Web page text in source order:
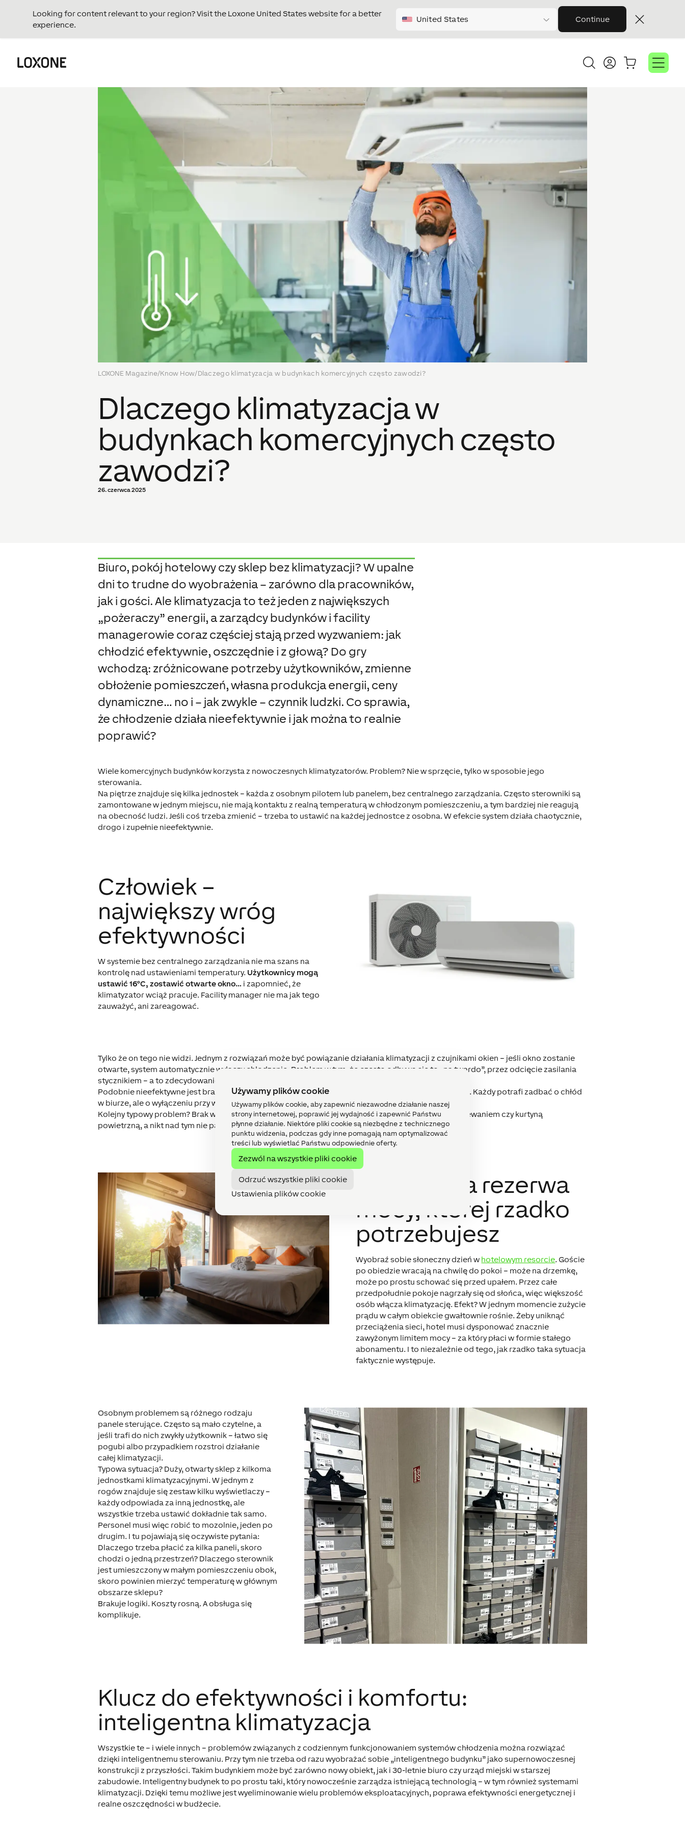
Używamy plików cookie
Używamy plików cookie, aby zapewnić niezawodne działanie naszej
strony internetowej, poprawić jej wydajność i zapewnić Państwu
płynne działanie. Niektóre pliki cookie są niezbędne z technicznego
punktu widzenia, podczas gdy inne pomagają nam optymalizować
treści lub wyświetlać Państwu odpowiednie oferty.
Zezwól na wszystkie pliki cookie
Odrzuć wszystkie pliki cookie
Ustawienia plików cookie
Looking for content relevant to your region? Visit the Loxone United States website for a better
experience.
United States Continue
LOXONE Magazine/Know How/Dlaczego klimatyzacja w budynkach komercyjnych często zawodzi?
Dlaczego klimatyzacja w
budynkach komercyjnych często
zawodzi?
26. czerwca 2025
Biuro, pokój hotelowy czy sklep bez klimatyzacji? W upalne
dni to trudne do wyobrażenia – zarówno dla pracowników,
jak i gości. Ale klimatyzacja to też jeden z największych
„pożeraczy” energii, a zarządcy budynków i facility
managerowie coraz częściej stają przed wyzwaniem: jak
chłodzić efektywnie, oszczędnie i z głową? Do gry
wchodzą: zróżnicowane potrzeby użytkowników, zmienne
obłożenie pomieszczeń, własna produkcja energii, ceny
dynamiczne… no i – jak zwykle – czynnik ludzki. Co sprawia,
że chłodzenie działa nieefektywnie i jak można to realnie
poprawić?
Wiele komercyjnych budynków korzysta z nowoczesnych klimatyzatorów. Problem? Nie w sprzęcie, tylko w sposobie jego
sterowania.
Na piętrze znajduje się kilka jednostek – każda z osobnym pilotem lub panelem, bez centralnego zarządzania. Często sterowniki są
zamontowane w jednym miejscu, nie mają kontaktu z realną temperaturą w chłodzonym pomieszczeniu, a tym bardziej nie reagują
na obecność ludzi. Jeśli coś trzeba zmienić – trzeba to ustawić na każdej jednostce z osobna. W efekcie system działa chaotycznie,
drogo i zupełnie nieefektywnie.
Człowiek –
największy wróg
efektywności
W systemie bez centralnego zarządzania nie ma szans na
kontrolę nad ustawieniami temperatury. Użytkownicy mogą
ustawić 16°C, zostawić otwarte okno… i zapomnieć, że
klimatyzator wciąż pracuje. Facility manager nie ma jak tego
zauważyć, ani zareagować.
Tylko że on tego nie widzi. Jednym z rozwiązań może być powiązanie działania klimatyzacji z czujnikami okien – jeśli okno zostanie
otwarte, system automatycznie wyłączy chłodzenie. Problem w tym, że często odbywa się to „na twardo”, przez odcięcie zasilania
stycznikiem – a to zdecydowanie nie służy urządzeniom i skraca ich żywotność.
Podobnie nieefektywne jest brak powiązania pracy klimatyzacji z obecnością osób w pomieszczeniu. Każdy potrafi zadbać o chłód
w biurze, ale o wyłączeniu przy wyjściu łatwo zapomnieć.
Kolejny typowy problem? Brak współpracy między systemami. Klimatyzacja działa równolegle z ogrzewaniem czy kurtyną
powietrzną, a nikt nad tym nie panuje. Efekt? Zmarnowana energia i zupełnie niepotrzebne koszty.
Kosztowna rezerwa
mocy, której rzadko
potrzebujesz
Wyobraź sobie słoneczny dzień w hotelowym resorcie. Goście
po obiedzie wracają na chwilę do pokoi – może na drzemkę,
może po prostu schować się przed upałem. Przez całe
przedpołudnie pokoje nagrzały się od słońca, więc większość
osób włącza klimatyzację. Efekt? W jednym momencie zużycie
prądu w całym obiekcie gwałtownie rośnie. Żeby uniknąć
przeciążenia sieci, hotel musi dysponować znacznie
zawyżonym limitem mocy – za który płaci w formie stałego
abonamentu. I to niezależnie od tego, jak rzadko taka sytuacja
faktycznie występuje.
Osobnym problemem są różnego rodzaju
panele sterujące. Często są mało czytelne, a
jeśli trafi do nich zwykły użytkownik – łatwo się
pogubi albo przypadkiem rozstroi działanie
całej klimatyzacji.
Typowa sytuacja? Duży, otwarty sklep z kilkoma
jednostkami klimatyzacyjnymi. W jednym z
rogów znajduje się zestaw kilku wyświetlaczy –
każdy odpowiada za inną jednostkę, ale
wszystkie trzeba ustawić dokładnie tak samo.
Personel musi więc robić to mozolnie, jeden po
drugim. I tu pojawiają się oczywiste pytania:
Dlaczego trzeba płacić za kilka paneli, skoro
chodzi o jedną przestrzeń? Dlaczego sterownik
jest umieszczony w małym pomieszczeniu obok,
skoro powinien mierzyć temperaturę w głównym
obszarze sklepu?
Brakuje logiki. Koszty rosną. A obsługa się
komplikuje.
Klucz do efektywności i komfortu:
inteligentna klimatyzacja
Wszystkie te – i wiele innych – problemów związanych z codziennym funkcjonowaniem systemów chłodzenia można rozwiązać
dzięki inteligentnemu sterowaniu. Przy tym nie trzeba od razu wyobrażać sobie „inteligentnego budynku” jako supernowoczesnej
konstrukcji z przyszłości. Takim budynkiem może być zarówno nowy obiekt, jak i 30-letnie biuro czy urząd miejski w starszej
zabudowie. Inteligentny budynek to po prostu taki, który nowocześnie zarządza istniejącą technologią – w tym również systemami
klimatyzacji. Dzięki temu możliwe jest wyeliminowanie wielu problemów eksploatacyjnych, poprawa efektywności energetycznej i
realne oszczędności w budżecie.